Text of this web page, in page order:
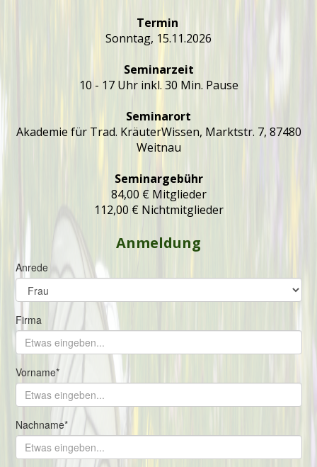
Termin
Sonntag, 15.11.2026
Seminarzeit
10 - 17 Uhr inkl. 30 Min. Pause
Seminarort
Akademie für Trad. KräuterWissen, Marktstr. 7, 87480
Weitnau
Seminargebühr
84,00 € Mitglieder
112,00 € Nichtmitglieder
Anmeldung